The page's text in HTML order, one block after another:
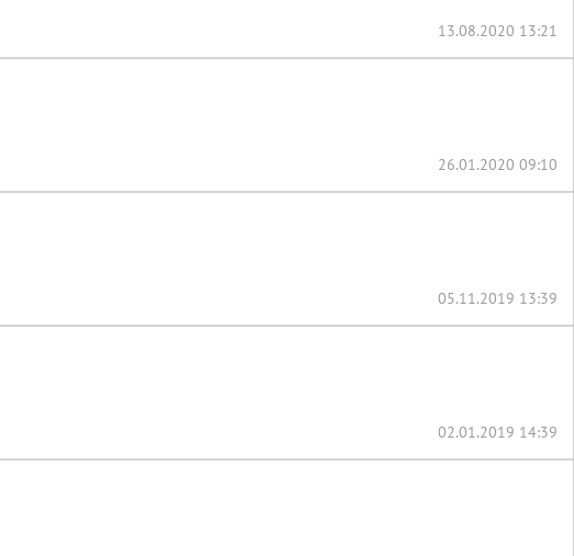
13.08.2020 13:21
26.01.2020 09:10
05.11.2019 13:39
02.01.2019 14:39